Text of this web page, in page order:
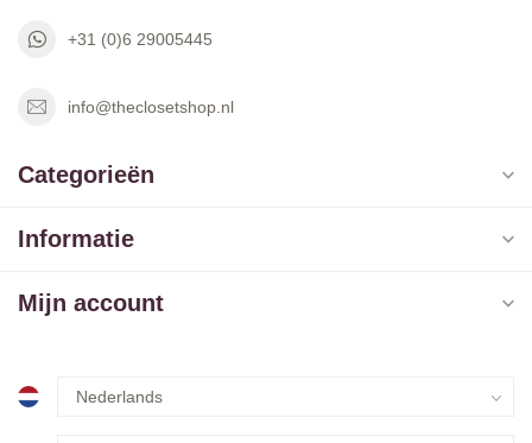
+31 (0)6 29005445
info@theclosetshop.nl
Categorieën
Informatie
Mijn account